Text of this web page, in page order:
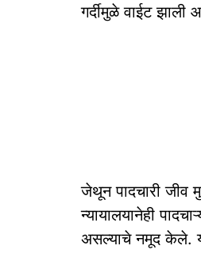
गर्दीमुळे वाईट झाली
जेथून पादचारी जीव
न्यायालयानेही
असल्याचे नमूद केले.